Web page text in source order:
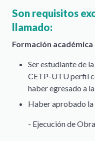
Son requisitos
llamado:
Formación académica
Ser estudiante de
CETP-UTU perfil
haber egresado a
Haber aprobado
- Ejecución de